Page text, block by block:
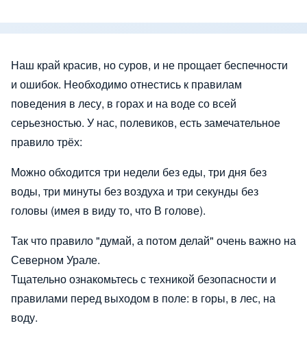
Наш край красив, но суров, и не прощает беспечности
и ошибок. Необходимо отнестись к правилам
поведения в лесу, в горах и на воде со всей
серьезностью. У нас, полевиков, есть замечательное
правило трёх:
Можно обходится три недели без еды, три дня без
воды, три минуты без воздуха и три секунды без
головы (имея в виду то, что В голове).
Так что правило "думай, а потом делай" очень важно на
Северном Урале.
Тщательно ознакомьтесь с техникой безопасности и
правилами перед выходом в поле: в горы, в лес, на
воду.